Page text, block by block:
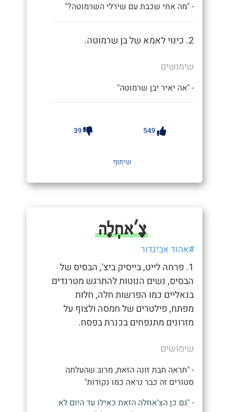
- "מה אחי שכבת עם שירלי השרמוטה?"
2. כינוי לאמא של בן שרמוטה.
שימושים
- "אה יאיר יבן שרמוטה"
549
39
שיתוף
צָ'אחְלָה
#אהוד אביגדור
1. פרחה לייט, בייסיק ביצ', הבסיס של
הבסיס, נשים הנוטות להתרגש מטרנדים
בנאליים כמו הפרשות חלה, חלות
מפתח, פילטרים של חמסה ולצוף על
מזרונים מתנפחים בכנרת בפסח.
שימושים
- "תראה תבת זונה הזאת, מרוב שהעלתה
סטורים זה כבר נראה כמו נקודות"
- "גם כן הצ'אחלה הזאת כאילו עד היום לא